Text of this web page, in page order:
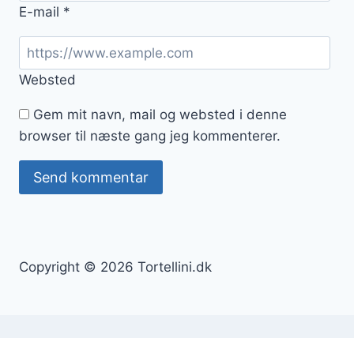
E-mail *
Websted
Gem mit navn, mail og websted i denne
browser til næste gang jeg kommenterer.
Copyright © 2026 Tortellini.dk